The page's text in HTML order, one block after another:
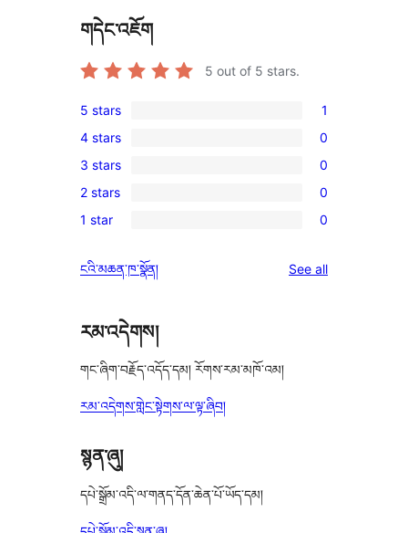
གདེང་འཇོག
5 out of 5 stars.
1
5-
star
review
5 stars 1
0
4-
star
reviews
4 stars 0
0
3-
star
3 stars 0
0
2-
reviews
2 stars 0
0
star
1 star 0
ངའི་མཆན་ཁ་སྣོན། See allreviews
རམ་འདེགས།
གང་ཞིག་བརྗོད་འདོད་དམ། རོགས་རམ་མཁོ་འམ།
རམ་འདེགས་གླེང་སྟེགས་ལ་ལྟ་ཞིབ།
སྙན་ཞུ།
དཔེ་སྒྲོམ་འདི་ལ་གནད་དོན་ཆེན་པོ་ཡོད་དམ།